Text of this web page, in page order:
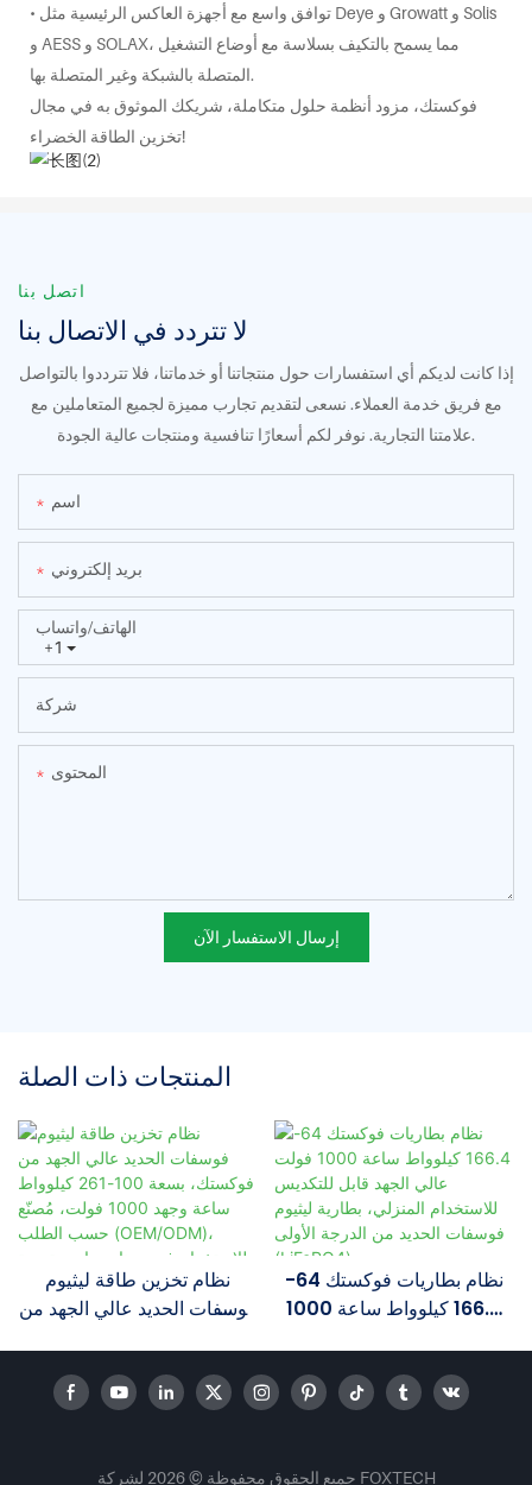
• توافق واسع مع أجهزة العاكس الرئيسية مثل Deye و Growatt و Solis
و AESS و SOLAX، مما يسمح بالتكيف بسلاسة مع أوضاع التشغيل
المتصلة بالشبكة وغير المتصلة بها.
فوكستك، مزود أنظمة حلول متكاملة، شريكك الموثوق به في مجال
تخزين الطاقة الخضراء!
اتصل بنا
لا تتردد في الاتصال بنا
إذا كانت لديكم أي استفسارات حول منتجاتنا أو خدماتنا، فلا تترددوا بالتواصل
مع فريق خدمة العملاء. نسعى لتقديم تجارب مميزة لجميع المتعاملين مع
علامتنا التجارية. نوفر لكم أسعارًا تنافسية ومنتجات عالية الجودة.
اسم
بريد إلكتروني
+1
الهاتف/واتساب
شركة
المحتوى
إرسال الاستفسار الآن
المنتجات ذات الصلة
نظام تخزين طاقة ليثيوم
فوسفات الحديد عالي الجهد من
فولت، مُصنّع حسب الطلب
نظام بطاريات فوكستك 64-
166.4 كيلوواط ساعة 1000
بطارية ليثيوم فوسفات الحديد
جميع الحقوق محفوظة © 2026 لشركة FOXTECH